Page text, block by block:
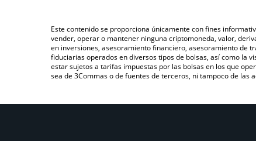
Este contenido se proporciona únicamente con fines
vender, operar o mantener ninguna criptomoneda, valor,
en inversiones, asesoramiento financiero, asesoramiento de
fiduciarias operados en diversos tipos de bolsas, así como la
estar sujetos a tarifas impuestas por las bolsas en los que
sea de 3Commas o de fuentes de terceros, ni tampoco de